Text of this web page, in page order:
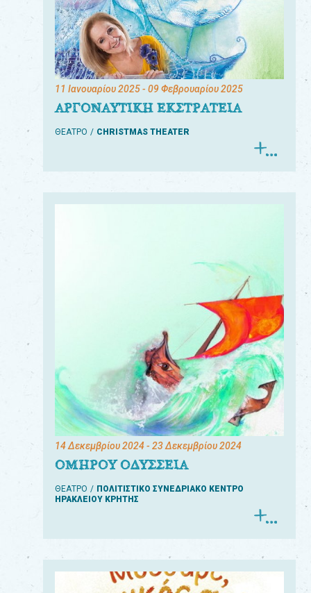
11 Ιανουαρίου 2025- 09 Φεβρουαρίου 2025
ΑΡΓΟΝΑΥΤΙΚΗ ΕΚΣΤΡΑΤΕΙΑ
ΘΕΑΤΡΟ CHRISTMAS THEATER
14 Δεκεμβρίου 2024- 23 Δεκεμβρίου 2024
ΟΜΗΡΟΥ ΟΔΥΣΣΕΙΑ
ΘΕΑΤΡΟ
ΠΟΛΙΤΙΣΤΙΚΟ ΣΥΝΕΔΡΙΑΚΟ ΚΕΝΤΡΟ
ΗΡΑΚΛΕΙΟΥ ΚΡΗΤΗΣ